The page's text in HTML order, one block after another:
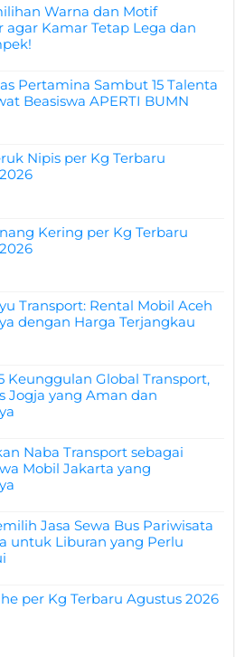
Warna dan Motif
agar Kamar Tetap Lega dan
Pertamina Sambut 15 Talenta
Beasiswa APERTI BUMN
Nipis per Kg Terbaru
Kering per Kg Terbaru
Transport: Rental Mobil Aceh
dengan Harga Terjangkau
Keunggulan Global Transport,
Jogja yang Aman dan
Naba Transport sebagai
Mobil Jakarta yang
Jasa Sewa Bus Pariwisata
untuk Liburan yang Perlu
per Kg Terbaru Agustus 2026